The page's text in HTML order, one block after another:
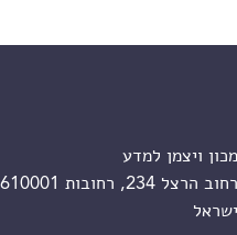
מכון ויצמן למדע
רחוב הרצל 234, רחובות 7610001
ישראל